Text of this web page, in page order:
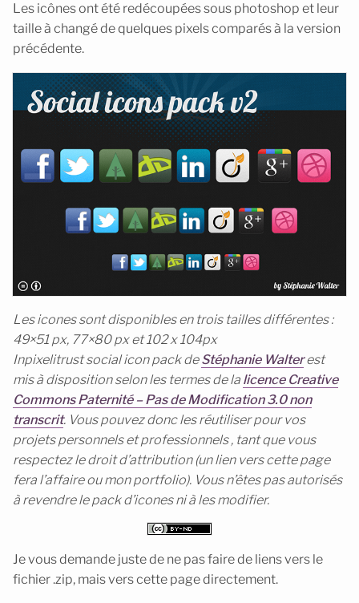
Les icônes ont été redécoupées sous photoshop et leur
taille à changé de quelques pixels comparés à la version
précédente.
Les icones sont disponibles en trois tailles différentes :
49×51 px, 77×80 px et 102 x 104px
Inpixelitrust social icon pack deStéphanie Walterest
mis à disposition selon les termes de la licence Creative
Commons Paternité – Pas de Modification 3.0 non
transcrit. Vous pouvez donc les réutiliser pour vos
projets personnels et professionnels , tant que vous
respectez le droit d’attribution (un lien vers cette page
fera l’affaire ou mon portfolio). Vous n’êtes pas autorisés
à revendre le pack d’icones ni à les modifier.
Je vous demande juste de ne pas faire de liens vers le
fichier .zip, mais vers cette page directement.